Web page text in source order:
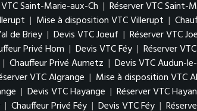
Saint-Marie-aux-Ch | Réserver VTC Saint-
| Mise à disposition VTC Villerupt |
de Briey | Devis VTC Joeuf | Réserver VTC
Privé Hom | Devis VTC Féy | Réserver
| Chauffeur Privé Aumetz | Devis VTC Audun-
VTC Algrange | Mise à disposition VTC
| Devis VTC Hayange | Réserver VTC
| Chauffeur Privé Féy | Devis VTC Féy |